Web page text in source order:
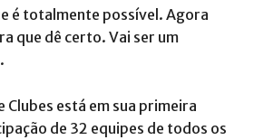
é totalmente possível. Agora
que dê certo. Vai ser um
Clubes está em sua primeira
de 32 equipes de todos os